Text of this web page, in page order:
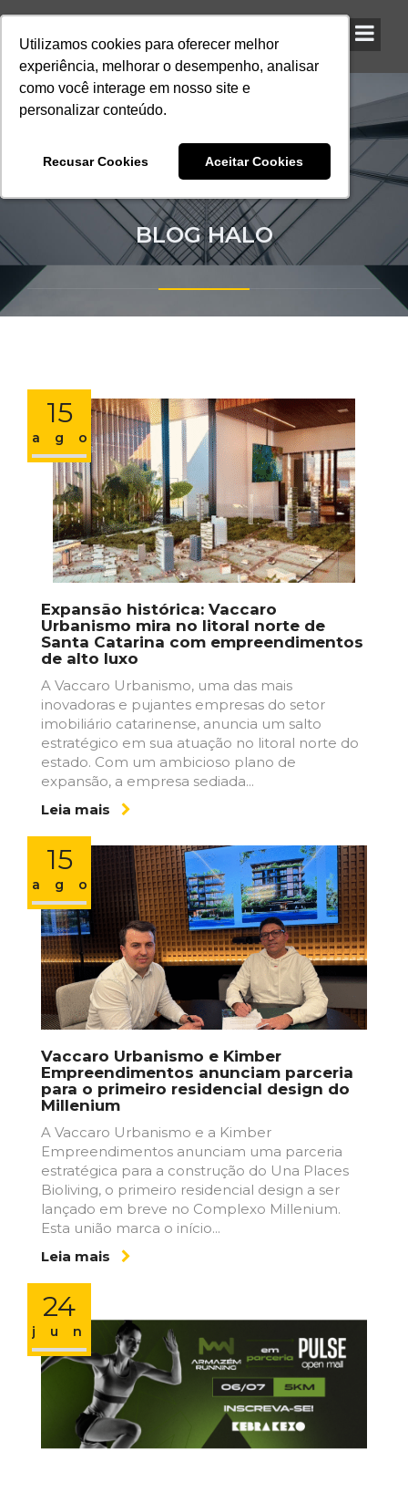
Utilizamos cookies para oferecer melhor
experiência, melhorar o desempenho, analisar
como você interage em nosso site e
personalizar conteúdo.
Recusar Cookies Aceitar Cookies
Utilizamos cookies para oferecer melhor
experiência, melhorar o desempenho, analisar
como você interage em nosso site e
personalizar conteúdo.
Recusar Cookies Aceitar Cookies
Utilizamos cookies para oferecer melhor
experiência, melhorar o desempenho, analisar
como você interage em nosso site e
personalizar conteúdo.
Recusar Cookies Aceitar Cookies
BLOG HALO
15
ago
Expansão histórica: Vaccaro
Urbanismo mira no litoral norte de
Santa Catarina com empreendimentos
de alto luxo
A Vaccaro Urbanismo, uma das mais
inovadoras e pujantes empresas do setor
imobiliário catarinense, anuncia um salto
estratégico em sua atuação no litoral norte do
estado. Com um ambicioso plano de
expansão, a empresa sediada...
Leia mais
15
ago
Vaccaro Urbanismo e Kimber
Empreendimentos anunciam parceria
para o primeiro residencial design do
Millenium
A Vaccaro Urbanismo e a Kimber
Empreendimentos anunciam uma parceria
estratégica para a construção do Una Places
Bioliving, o primeiro residencial design a ser
lançado em breve no Complexo Millenium.
Esta união marca o início...
Leia mais
24
jun